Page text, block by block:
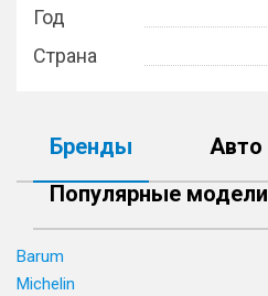
Год
Страна
Бренды
Авто
Популярные модели
Barum
Michelin